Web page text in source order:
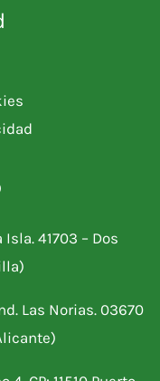
41703 – Dos
Las Norias. 03670